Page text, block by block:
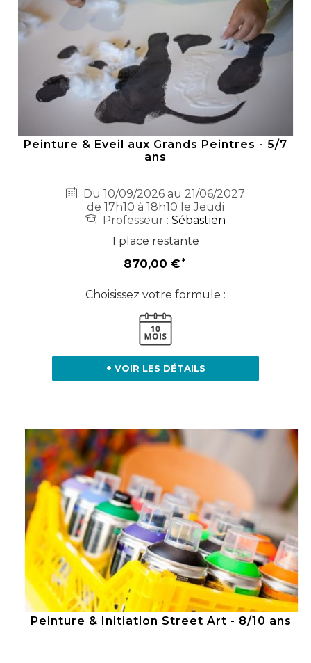
Peinture & Eveil aux Grands Peintres - 5/7
ans
Du 10/09/2026 au 21/06/2027
de 17h10 à 18h10 le Jeudi
Professeur : Sébastien
1 place restante
870,00 €
Choisissez votre formule :
+ VOIR LES DÉTAILS
Peinture & Initiation Street Art - 8/10 ans